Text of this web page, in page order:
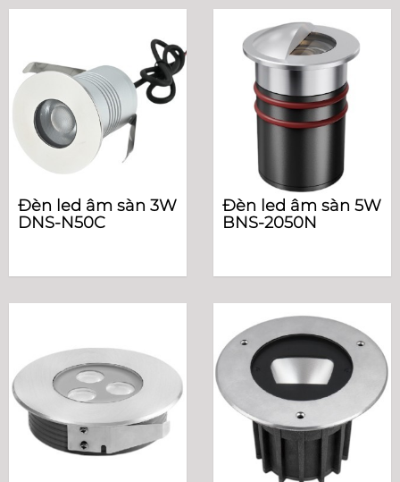
Đèn led âm sàn 3W
DNS-N50C
Đèn led âm sàn 5W
BNS-2050N